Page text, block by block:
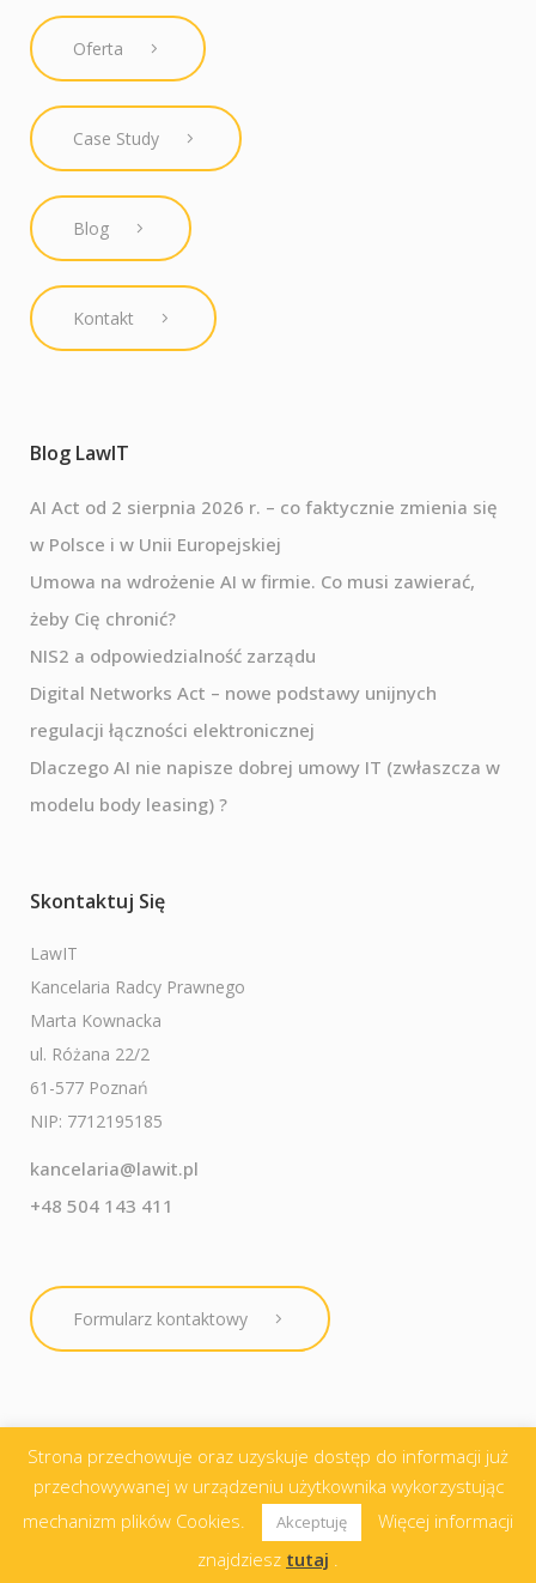
Oferta
Case Study
Blog
Kontakt
Blog LawIT
AI Act od 2 sierpnia 2026 r. – co faktycznie zmienia się
w Polsce i w Unii Europejskiej
Umowa na wdrożenie AI w firmie. Co musi zawierać,
żeby Cię chronić?
NIS2 a odpowiedzialność zarządu
Digital Networks Act – nowe podstawy unijnych
regulacji łączności elektronicznej
Dlaczego AI nie napisze dobrej umowy IT (zwłaszcza w
modelu body leasing) ?
Skontaktuj Się
LawIT
Kancelaria Radcy Prawnego
Marta Kownacka
ul. Różana 22/2
61-577 Poznań
NIP: 7712195185
kancelaria@lawit.pl
+48 504 143 411
Formularz kontaktowy
LawIT Kancelaria Radcy Prawnego Marta Kownacka ⓒ 2012-
2022
Strona przechowuje oraz uzyskuje dostęp do informacji już
przechowywanej w urządzeniu użytkownika wykorzystując
mechanizm plików Cookies.
Akceptuję
Więcej informacji
znajdziesz tutaj .